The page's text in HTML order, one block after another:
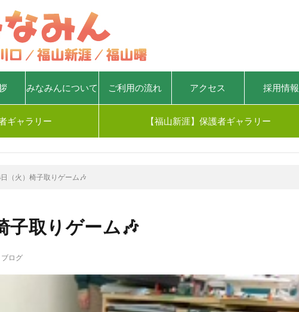
みなみんについて ご利用の流れ アクセス 採用情報
ギャラリー 【福山新涯】保護者ギャラリー
（火）椅子取りゲーム🎶
子取りゲーム🎶
ブログ